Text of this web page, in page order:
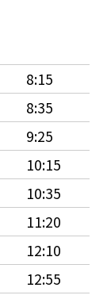
8:15
8:35
9:25
10:15
10:35
11:20
12:10
12:55